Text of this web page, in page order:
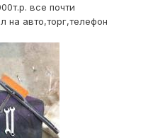
все почти
на авто,торг,телефон